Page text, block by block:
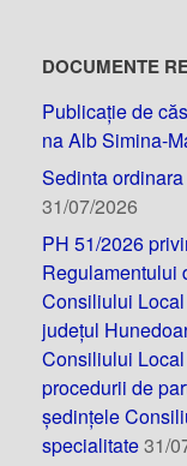
DOCUMENTE
Publicație de
na Alb Simina-
Sedinta
31/07/2026
PH 51/2026
Regulamentului
Consiliului
județul
Consiliului
procedurii de
ședințele
specialitate31/